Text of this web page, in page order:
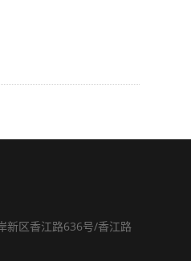
新区香江路636号/香江路